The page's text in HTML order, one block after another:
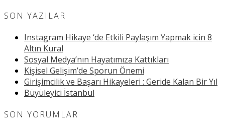
SON YAZILAR
Instagram Hikaye ‘de Etkili Paylaşım Yapmak icin 8
Altın Kural
Sosyal Medya’nın Hayatımıza Kattıkları
Kişisel Gelişim’de Sporun Önemi
Girişimcilik ve Başarı Hikayeleri : Geride Kalan Bir Yıl
Büyüleyici İstanbul
SON YORUMLAR